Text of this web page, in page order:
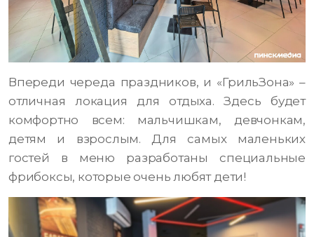
Впереди череда праздников, и «ГрильЗона» –
отличная локация для отдыха. Здесь будет
комфортно всем: мальчишкам, девчонкам,
детям и взрослым. Для самых маленьких
гостей в меню разработаны специальные
фрибоксы, которые очень любят дети!